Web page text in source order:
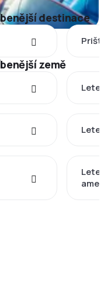
destinace
země